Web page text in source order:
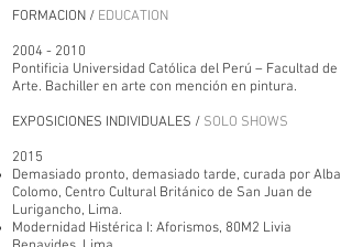
FORMACION / EDUCATION
2004 - 2010
Pontificia Universidad Católica del Perú – Facultad de
Arte. Bachiller en arte con mención en pintura.
EXPOSICIONES INDIVIDUALES / SOLO SHOWS
2015
Demasiado pronto, demasiado tarde, curada por Alba
Colomo, Centro Cultural Británico de San Juan de
Lurigancho, Lima.
Modernidad Histérica I: Aforismos, 80M2 Livia